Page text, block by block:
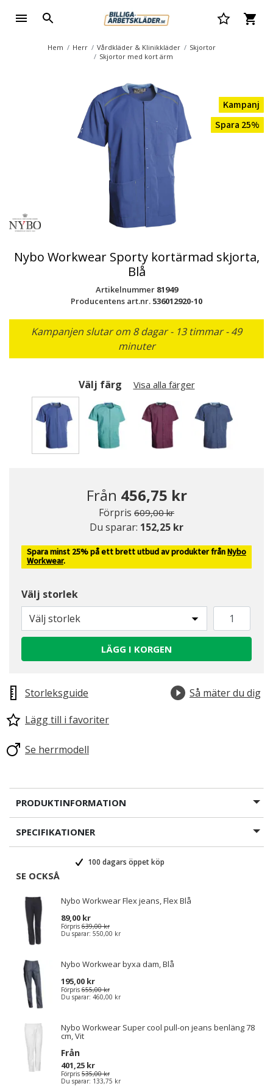
Hem Herr Vårdkläder & Klinikkläder
Skjortor
Skjortor med kort ärm
Kampanj
Spara 25%
Nybo Workwear Sporty kortärmad skjorta,
Blå
Artikelnummer 81949
Producentens art.nr. 536012920-10
Kampanjen slutar om 8 dagar - 13 timmar - 49
minuter
Välj färg Visa alla färger
Från 456,75 kr
Förpris Pris nedsatt från
609,00 krtill
Du sparar: 152,25 kr
Spara minst 25% på ett brett utbud av produkter frånNybo
Workwear.
Välj storlek
Välj storlek
LÄGG I KORGEN
Storleksguide
Så mäter du dig
Lägg till i favoriter
Se herrmodell
PRODUKTINFORMATION
SPECIFIKATIONER
100 dagars öppet köp
SE OCKSÅ
Nybo Workwear Flex jeans, Flex Blå
89,00 kr
Förpris 639,00 kr
Du sparar: 550,00 kr
Nybo Workwear byxa dam, Blå
195,00 kr
Förpris 655,00 kr
Du sparar: 460,00 kr
Nybo Workwear Super cool pull-on jeans benläng 78
cm, Vit
Från
401,25 kr
Förpris 535,00 kr
Du sparar: 133,75 kr